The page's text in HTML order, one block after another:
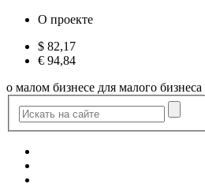
О проекте
$ 82,17
€ 94,84
о малом бизнесе для малого бизнеса